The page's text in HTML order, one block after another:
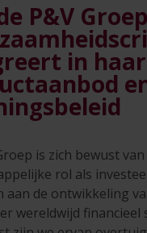
P&V Groep
in haar
is zich bewust
rol als
aan de ontwikkeling
wereldwijd financieel